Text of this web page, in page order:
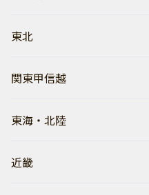
東北
関東甲信越
東海・北陸
近畿